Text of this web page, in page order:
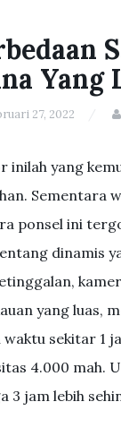
Yang
27, 2022
inilah yang
Sementara
ponsel ini
dinamis
yang luas,
waktu sekitar 1
4.000 mah.
3 jam lebih